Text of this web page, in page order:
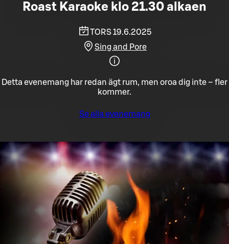
Roast Karaoke klo 21.30 alkaen
TORS 19.6.2025
Sing and Pore
Detta evenemang har redan ägt rum, men oroa dig inte – fler
kommer.
Se alla evenemang